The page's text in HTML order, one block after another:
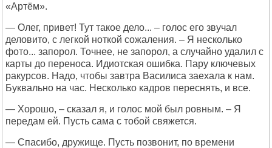
«Артём».
— Олег, привет! Тут такое дело... – голос его звучал
деловито, с легкой ноткой сожаления. – Я несколько
фото... запорол. Точнее, не запорол, а случайно удалил с
карты до переноса. Идиотская ошибка. Пару ключевых
ракурсов. Надо, чтобы завтра Василиса заехала к нам.
Буквально на час. Несколько кадров переснять, и все.
— Хорошо, – сказал я, и голос мой был ровным. – Я
передам ей. Пусть сама с тобой свяжется.
— Спасибо, дружище. Пусть позвонит, по времени